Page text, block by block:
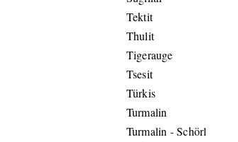
Tektit
Thulit
Tigerauge
Tsesit
Türkis
Turmalin
Turmalin - Schörl